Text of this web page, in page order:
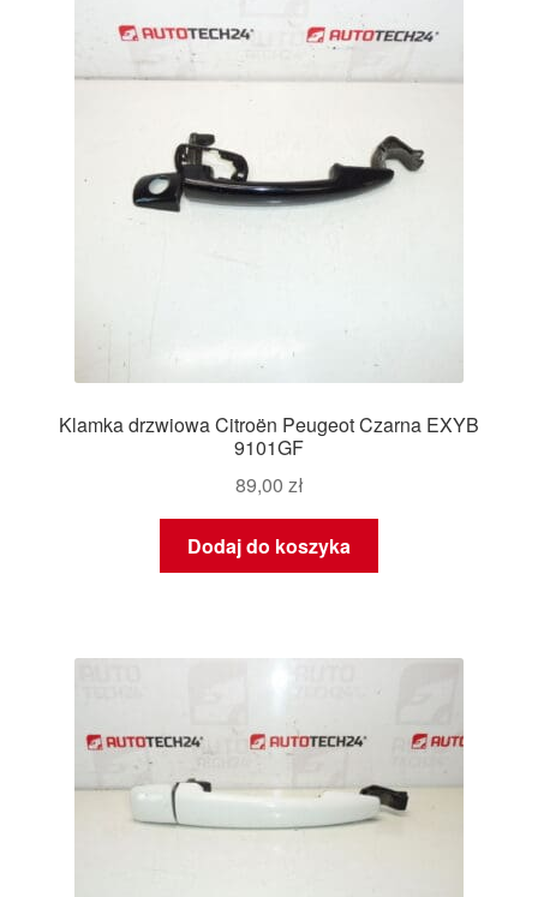
Klamka drzwiowa Citroën Peugeot Czarna EXYB
9101GF
89,00 zł
Dodaj do koszyka